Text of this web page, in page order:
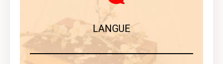
LANGUE